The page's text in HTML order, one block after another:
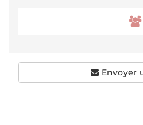
Envoyer